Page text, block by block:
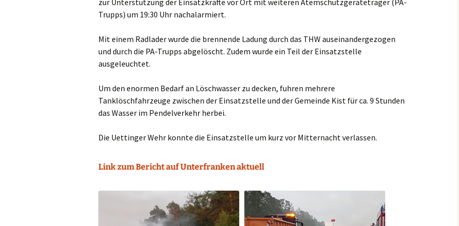
zur Unterstützung der Einsatzkräfte vor Ort mit weiteren Atemschutzgeräteträger (PA-
Trupps) um 19:30 Uhr nachalarmiert.
Mit einem Radlader wurde die brennende Ladung durch das THW auseinandergezogen
und durch die PA-Trupps abgelöscht. Zudem wurde ein Teil der Einsatzstelle
ausgeleuchtet.
Um den enormen Bedarf an Löschwasser zu decken, fuhren mehrere
Tanklöschfahrzeuge zwischen der Einsatzstelle und der Gemeinde Kist für ca. 9 Stunden
das Wasser im Pendelverkehr herbei.
Die Uettinger Wehr konnte die Einsatzstelle um kurz vor Mitternacht verlassen.
Link zum Bericht auf Unterfranken aktuell